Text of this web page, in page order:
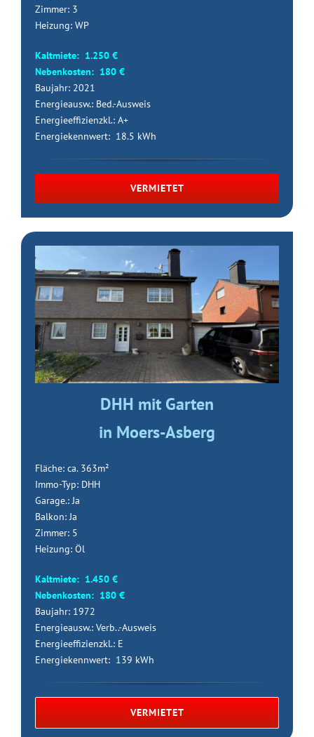
Zimmer: 3
Heizung: WP
Kaltmiete: 1.250 €
Nebenkosten: 180 €
Baujahr: 2021
Energieausw.: Bed.-Ausweis
Energieeffizienzkl.: A+
Energiekennwert: 18.5 kWh
VERMIETET
DHH mit Garten
in Moers-Asberg
Fläche: ca. 363m²
Immo-Typ: DHH
Garage.: Ja
Balkon: Ja
Zimmer: 5
Heizung: Öl
Kaltmiete: 1.450 €
Nebenkosten: 180 €
Baujahr: 1972
Energieausw.: Verb..-Ausweis
Energieeffizienzkl.: E
Energiekennwert: 139 kWh
VERMIETET